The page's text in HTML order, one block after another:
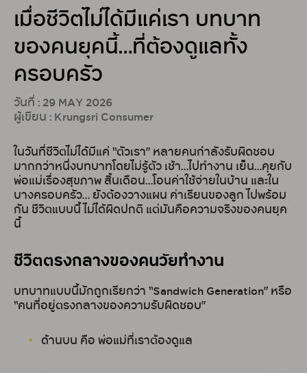
เมื่อชีวิตไม่ได้มีแค่เรา บทบาท
ของคนยุคนี้…ที่ต้องดูแลทั้ง
ครอบครัว
วันที่ : 29 MAY 2026
ผู้เขียน : Krungsri Consumer
ในวันที่ชีวิตไม่ได้มีแค่ “ตัวเรา” หลายคนกำลังรับผิดชอบ
มากกว่าหนึ่งบทบาทโดยไม่รู้ตัว เช้า…ไปทำงาน เย็น…คุยกับ
พ่อแม่เรื่องสุขภาพ สิ้นเดือน…โอนค่าใช้จ่ายในบ้าน และใน
บางครอบครัว… ยังต้องวางแผน ค่าเรียนของลูก ไปพร้อม
กัน ชีวิตแบบนี้ ไม่ได้ผิดปกติ แต่มันคือความจริงของคนยุค
นี้
ชีวิตตรงกลางของคนวัยทำงาน
บทบาทแบบนี้มักถูกเรียกว่า “Sandwich Generation” หรือ
“คนที่อยู่ตรงกลางของความรับผิดชอบ”
ด้านบน คือ พ่อแม่ที่เราต้องดูแล